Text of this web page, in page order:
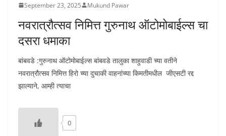
September 23, 2025 Mukund Pawar
नवरात्रौत्सव निमित्त गुरुनाथ ऑटोमोबाईल्स चा
दसरा धमाका
बांबवडे :गुरुनाथ ऑटोमोबाईल्स बांबवडे तालुका शाहुवाडी च्या वतीने
नवरात्रौत्सव निमित्त हिरो च्या दुचाकी वाहनांच्या किमतीमधील जीएसटी रद्द
झाल्याने, आम्ही त्याचा
0